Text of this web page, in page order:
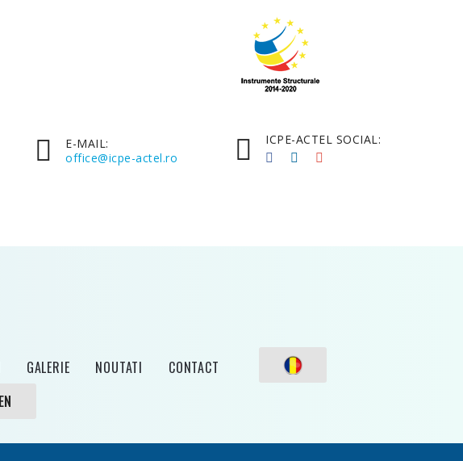
E-MAIL:
office@icpe-actel.ro
ICPE-ACTEL SOCIAL:
GALERIE NOUTATI CONTACT